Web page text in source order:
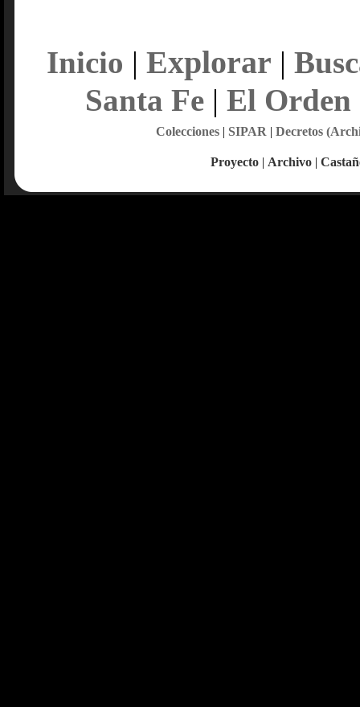
Inicio | Explorar |
Santa Fe| El Orden
Colecciones| SIPAR | Decretos
Proyecto | Archivo |